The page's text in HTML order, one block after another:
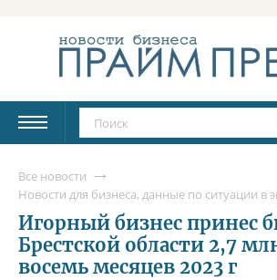
Все новости
Новости для бизнеса, данные по ситуации в
Игорный бизнес принес
Брестской области 2,7
восемь месяцев 2023 г